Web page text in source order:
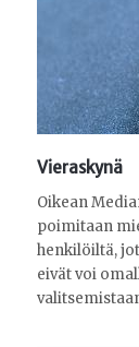
Vieraskynä
Oikean
poimitaan
henkilöiltä,
eivät voi